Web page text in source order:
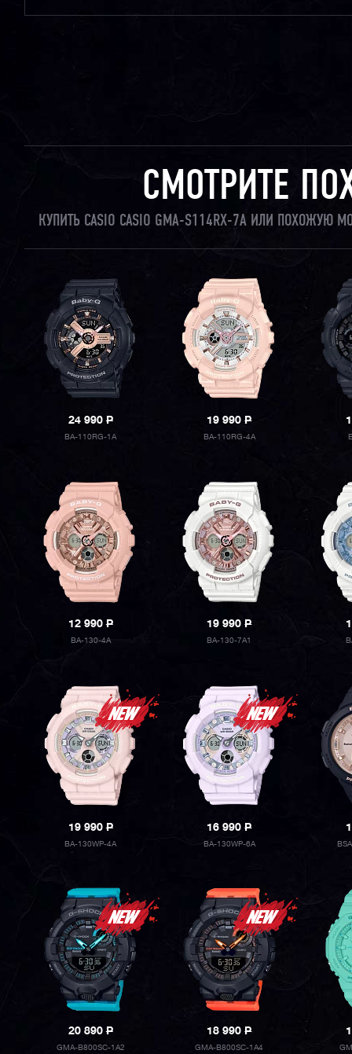
СМОТРИТЕ
КУПИТЬ CASIO CASIO GMA-S114RX-7A ИЛИ ПОХОЖУЮ
24 990P
BA-110RG-1A
19 990P
BA-110RG-4A
12 990P
BA-130-4A
19 990P
BA-130-7A1
19 990P
BA-130WP-4A
16 990P
BA-130WP-6A
20 890P
GMA-B800SC-1A2
18 990P
GMA-B800SC-1A4